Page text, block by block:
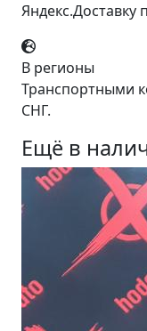
Яндекс.Доставку
В регионы
Транспортными
СНГ.
Ещё в